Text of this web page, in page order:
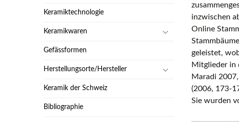
inzwischen
Online
geleistet,
Mitglieder in
Maradi
(2006, 173-
Sie wurden
Keramiktechnologie
Keramikwaren
Gefässformen
Herstellungsorte/Hersteller
Keramik der Schweiz
Bibliographie